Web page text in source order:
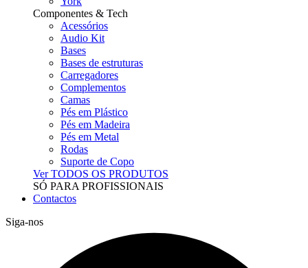
Componentes & Tech
Acessórios
Audio Kit
Bases
Bases de estruturas
Carregadores
Complementos
Camas
Pés em Plástico
Pés em Madeira
Pés em Metal
Rodas
Suporte de Copo
Ver TODOS OS PRODUTOS
SÓ PARA PROFISSIONAIS
Contactos
Siga-nos